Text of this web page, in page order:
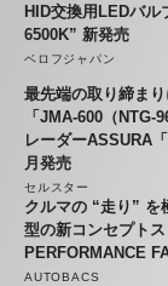
HID交換用LEDバル
6500K” 新発売
ベロフジャパン
最先端の取り締ま
「JMA-600（NTG-
レーダーASSURA
月発売
セルスター
クルマの “走り” を
型の新コンセプト
PERFORMANCE
AUTOBACS